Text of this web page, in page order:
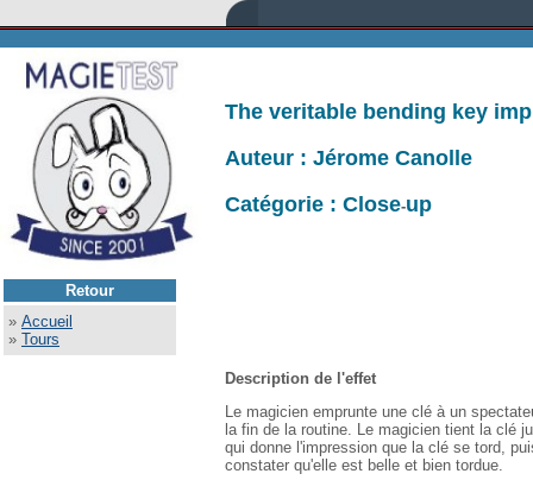
Retour
» Accueil
» Tours
The veritable bending key
Auteur : Jérome Canolle
Catégorie : Close-up
Description de l'effet
Le magicien emprunte une clé à un
la fin de la routine. Le magicien tient la clé
qui donne l'impression que la clé se tord,
constater qu'elle est belle et bien tordue.